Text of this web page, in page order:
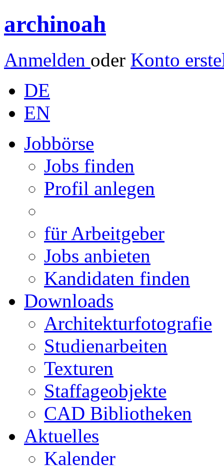
archinoah
Anmelden oder Konto
DE
EN
Jobbörse
Jobs finden
Profil anlegen
für Arbeitgeber
Jobs anbieten
Kandidaten finden
Downloads
Architekturfotografie
Studienarbeiten
Texturen
Staffageobjekte
CAD Bibliotheken
Aktuelles
Kalender